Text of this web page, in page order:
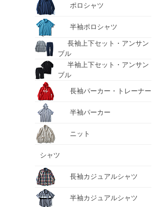
ポロシャツ
半袖ポロシャツ
長袖上下セット・アンサン
ブル
半袖上下セット・アンサン
ブル
長袖パーカー・トレーナー
半袖パーカー
ニット
シャツ
長袖カジュアルシャツ
半袖カジュアルシャツ